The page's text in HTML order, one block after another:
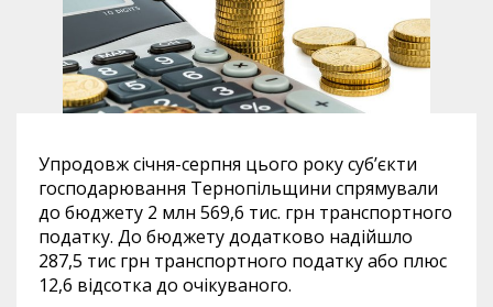
Упродовж січня-серпня цього року суб’єкти
господарювання Тернопільщини спрямували
до бюджету 2 млн 569,6 тис. грн транспортного
податку. До бюджету додатково надійшло
287,5 тис грн транспортного податку або плюс
12,6 відсотка до очікуваного.